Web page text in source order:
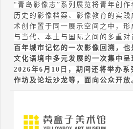
“青岛影像志” 系列展览将青年创
历史的影像档案、影像教育的实
术创作置于同一展示空间之中，
与当代、本土与国际之间的多重对
百年城市记忆的一次影像回溯，
文化语境中多元发展的一次集中呈
2026年6 月 10 日，期间还将举办
作坊及论坛沙龙等，面向公众开放